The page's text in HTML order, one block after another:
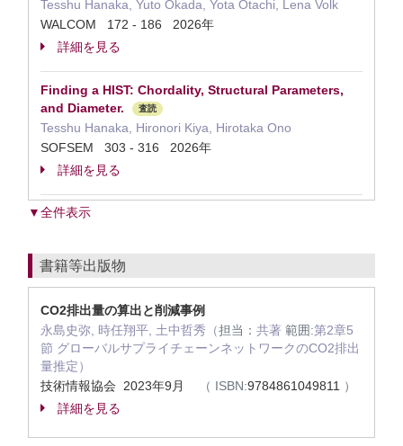
Tesshu Hanaka, Yuto Okada, Yota Otachi, Lena Volk
WALCOM 172 - 186 2026年
詳細を見る
Finding a HIST: Chordality, Structural Parameters,
and Diameter.
査読
Tesshu Hanaka, Hironori Kiya, Hirotaka Ono
SOFSEM 303 - 316 2026年
詳細を見る
▼全件表示
書籍等出版物
CO2排出量の算出と削減事例
永島史弥, 時任翔平, 土中哲秀（担当： 共著 範囲:第2章5
節 グローバルサプライチェーンネットワークのCO2排出
量推定）
技術情報協会 2023年9月
（ ISBN:9784861049811 ）
詳細を見る